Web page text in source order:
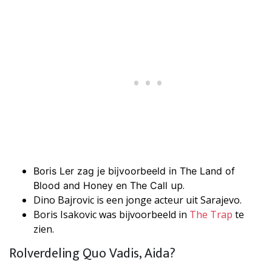
Boris Ler zag je bijvoorbeeld in The Land of
Blood and Honey en The Call up.
Dino Bajrovic is een jonge acteur uit Sarajevo.
Boris Isakovic was bijvoorbeeld in The Trap te
zien.
Rolverdeling Quo Vadis, Aida?